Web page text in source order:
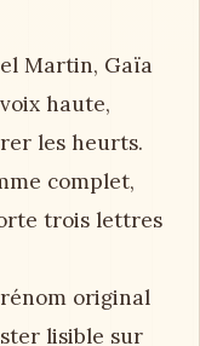
Martin, Gaïa
haute,
les heurts.
complet,
trois lettres
original
lisible sur